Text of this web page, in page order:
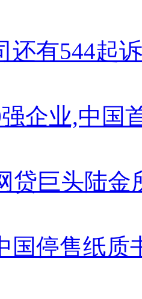
还有544起
企业,中国
贷巨头陆金
国停售纸质